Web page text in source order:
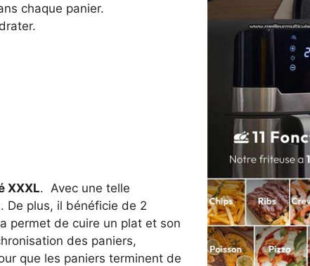
chaque panier.
XXXL. Avec une telle
De plus, il bénéficie de 2
permet de cuire un plat et son
des paniers,
que les paniers terminent de